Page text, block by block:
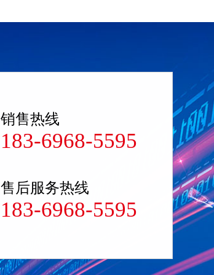
销售热线
183-6968-5595
售后服务热线
183-6968-5595